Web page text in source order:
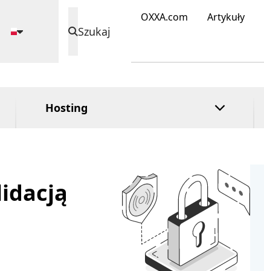
OXXA.com Artykuły
Szukaj
Hosting
cPanel
Rozszerzona